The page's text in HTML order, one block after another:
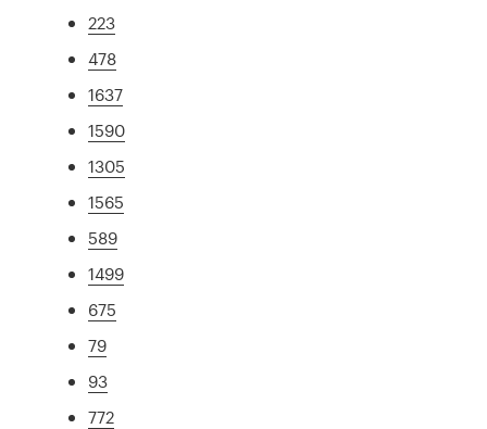
223
478
1637
1590
1305
1565
589
1499
675
79
93
772